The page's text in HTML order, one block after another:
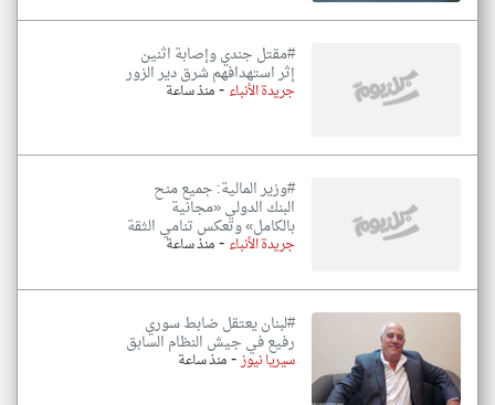
#مقتل جندي وإصابة اثنين
إثر استهدافهم شرق دير الزور
جريدة الأنباء-منذ ساعة
#وزير المالية: جميع منح
البنك الدولي «مجانية
بالكامل» وتعكس تنامي الثقة
جريدة الأنباء -منذ ساعة
#لبنان يعتقل ضابط سوري
رفيع في جيش النظام السابق
سيريا نيوز-منذ ساعة